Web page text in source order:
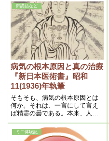
御講話など
病気の根本原因と真の治療
『新日本医術書』昭和
11(1936)年執筆
そもそも、病気の根本原因とは
何か。それは、一言にして言え
ば精霊の曇である。本来、人体
は精霊と肉体から成立っている
のであって、肉体ばかりである
ならば、それは単に物質でしか
ミニ体験記